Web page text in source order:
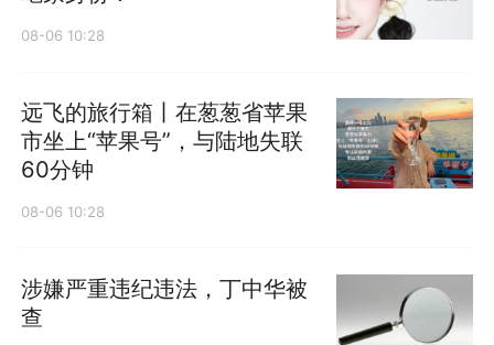
08-06 10:28
远飞的旅行箱丨在葱葱省苹果
市坐上“苹果号”，与陆地失联
60分钟
08-06 10:28
涉嫌严重违纪违法，丁中华被
查